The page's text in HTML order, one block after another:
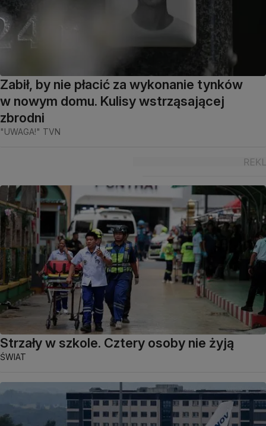
Zabił, by nie płacić za wykonanie tynków
w nowym domu. Kulisy wstrząsającej
zbrodni
"UWAGA!" TVN
Strzały w szkole. Cztery osoby nie żyją
ŚWIAT